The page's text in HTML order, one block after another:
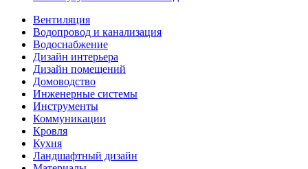
Вентиляция
Водопровод и канализация
Водоснабжение
Дизайн интерьера
Дизайн помещений
Домоводство
Инженерные системы
Инструменты
Коммуникации
Кровля
Кухня
Ландшафтный дизайн